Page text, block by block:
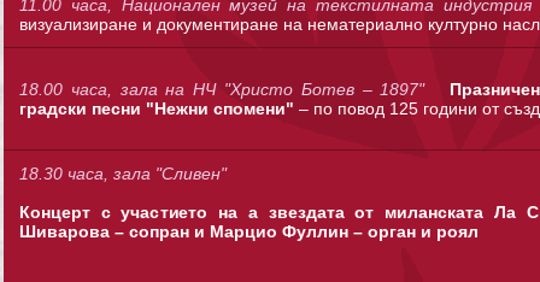
11.00 часа, Национален музей на текстилната индустрия
визуализиране и документиране на нематериално културно
18.00 часа, зала на НЧ "Христо Ботев – 1897"
градски песни "Нежни спомени" – по повод 125 години от
18.30 часа, зала "Сливен"
Концерт с участието на а звездата от миланската
Шиварова – сопран и Марцио Фуллин – орган и роял